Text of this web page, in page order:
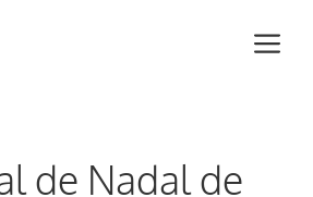
de Nadal de